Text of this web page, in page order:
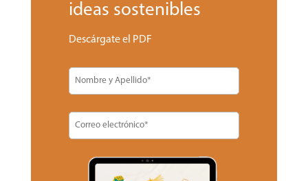
ideas sostenibles
Descárgate el PDF